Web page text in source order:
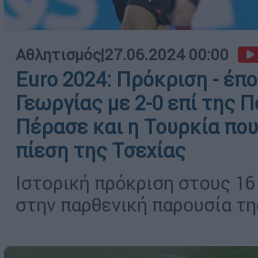
Αθλητισμός|27.06.2024 00:00
Euro 2024: Πρόκριση -
Γεωργίας με 2-0 επί της
Πέρασε και η Τουρκία
πίεση της Τσεχίας
Ιστορική πρόκριση στους
στην παρθενική παρουσία